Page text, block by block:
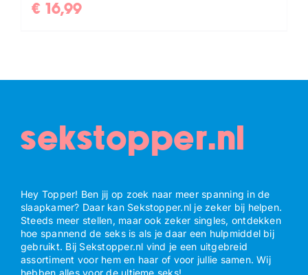
€ 16,99
sekstopper.nl
Hey Topper! Ben jij op zoek naar meer spanning in de
slaapkamer? Daar kan Sekstopper.nl je zeker bij helpen.
Steeds meer stellen, maar ook zeker singles, ontdekken
hoe spannend de seks is als je daar een hulpmiddel bij
gebruikt. Bij Sekstopper.nl vind je een uitgebreid
assortiment voor hem en haar of voor jullie samen. Wij
hebben alles voor de ultieme seks!